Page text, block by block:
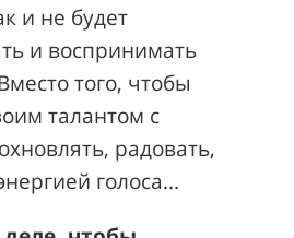
и не будет
и воспринимать
того, чтобы
талантом с
радовать,
голоса...